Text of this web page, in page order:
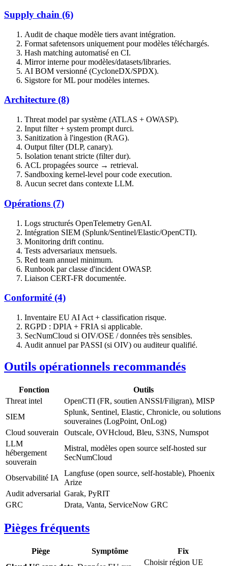
Supply chain (6)
Audit de chaque modèle tiers avant intégration.
Format safetensors uniquement pour modèles téléchargés.
Hash matching automatisé en CI.
Mirror interne pour modèles/datasets/libraries.
AI BOM versionné (CycloneDX/SPDX).
Sigstore for ML pour modèles internes.
Architecture (8)
Threat model par système (ATLAS + OWASP).
Input filter + system prompt durci.
Sanitization à l'ingestion (RAG).
Output filter (DLP, canary).
Isolation tenant stricte (filter dur).
ACL propagées source → retrieval.
Sandboxing kernel-level pour code execution.
Aucun secret dans contexte LLM.
Opérations (7)
Logs structurés OpenTelemetry GenAI.
Intégration SIEM (Splunk/Sentinel/Elastic/OpenCTI).
Monitoring drift continu.
Tests adversariaux mensuels.
Red team annuel minimum.
Runbook par classe d'incident OWASP.
Liaison CERT-FR documentée.
Conformité (4)
Inventaire EU AI Act + classification risque.
RGPD : DPIA + FRIA si applicable.
SecNumCloud si OIV/OSE / données très sensibles.
Audit annuel par PASSI (si OIV) ou auditeur qualifié.
Outils opérationnels recommandés
Fonction
Outils
Threat intel
OpenCTI (FR, soutien ANSSI/Filigran), MISP
SIEM
Splunk, Sentinel, Elastic, Chronicle, ou solutions
souveraines (LogPoint, OnLog)
Cloud souverain
Outscale, OVHcloud, Bleu, S3NS, Numspot
LLM
hébergement
souverain
Mistral, modèles open source self-hosted sur
SecNumCloud
Observabilité IA
Langfuse (open source, self-hostable), Phoenix
Arize
Audit adversarial Garak, PyRIT
GRC
Drata, Vanta, ServiceNow GRC
Pièges fréquents
Piège Symptôme
Fix
Choisir région UE